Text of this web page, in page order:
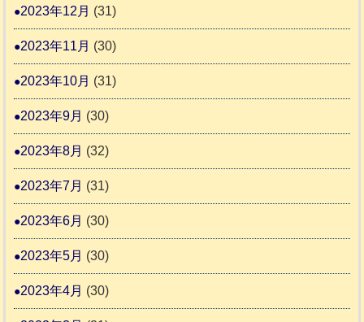
2023年12月 (31)
2023年11月 (30)
2023年10月 (31)
2023年9月 (30)
2023年8月 (32)
2023年7月 (31)
2023年6月 (30)
2023年5月 (30)
2023年4月 (30)